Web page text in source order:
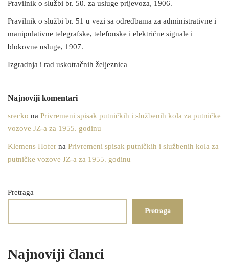
Pravilnik o službi br. 50. za usluge prijevoza, 1906.
Pravilnik o službi br. 51 u vezi sa odredbama za administrativne i
manipulativne telegrafske, telefonske i električne signale i
blokovne usluge, 1907.
Izgradnja i rad uskotračnih željeznica
Najnoviji komentari
srecko na Privremeni spisak putničkih i službenih kola za putničke
vozove JZ-a za 1955. godinu
Klemens Hofer na Privremeni spisak putničkih i službenih kola za
putničke vozove JZ-a za 1955. godinu
Pretraga
Pretraga
Najnoviji članci